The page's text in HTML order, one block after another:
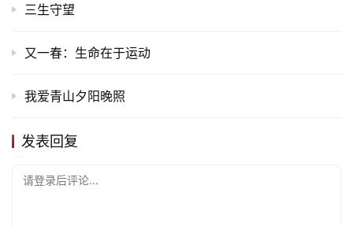
三生守望
又一春：生命在于运动
我爱青山夕阳晚照
发表回复
请登录后评论...